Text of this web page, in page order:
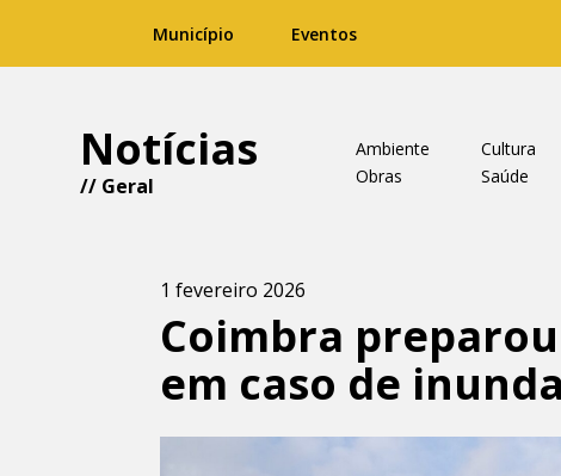
Município Eventos
Notícias
// Geral
Ambiente Cultura
Obras
Saúde
1 fevereiro 2026
Coimbra
em caso de